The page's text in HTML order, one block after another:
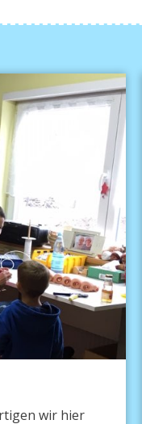
wir hier